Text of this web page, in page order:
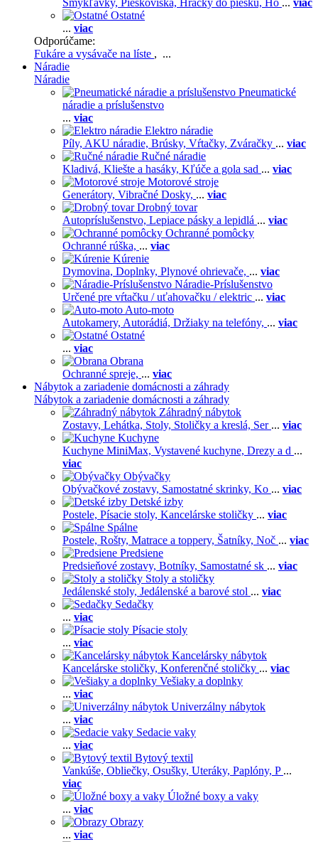
Šmykľavky, Pieskoviská, Hračky do piesku, Ho ... viac
Ostatné
... viac
Odporúčame:
Fukáre a vysávače na líste , ...
Náradie
Náradie
Pneumatické
náradie a príslušenstvo
... viac
Elektro náradie
Píly, AKU náradie, Brúsky, Vŕtačky, Zváračky ... viac
Ručné náradie
Kladivá, Kliešte a hasáky, Kľúče a gola sad ... viac
Motorové stroje
Generátory, Vibračné Dosky, ... viac
Drobný tovar
Autopríslušenstvo, Lepiace pásky a lepidlá ... viac
Ochranné pomôcky
Ochranné rúška, ... viac
Kúrenie
Dymovina, Doplnky, Plynové ohrievače, ... viac
Náradie-Príslušenstvo
Určené pre vŕtačku / uťahovačku / elektric ... viac
Auto-moto
Autokamery, Autorádiá, Držiaky na telefóny, ... viac
Ostatné
... viac
Obrana
Ochranné spreje, ... viac
Nábytok a zariadenie domácnosti a záhrady
Nábytok a zariadenie domácnosti a záhrady
Záhradný nábytok
Zostavy, Lehátka, Stoly, Stoličky a kreslá, Ser ... viac
Kuchyne
Kuchyne MiniMax, Vystavené kuchyne, Drezy a d ...
viac
Obývačky
Obývačkové zostavy, Samostatné skrinky, Ko ... viac
Detské izby
Postele, Písacie stoly, Kancelárske stoličky ... viac
Spálne
Postele, Rošty, Matrace a toppery, Šatníky, Noč ... viac
Predsiene
Predsieňové zostavy, Botníky, Samostatné sk ... viac
Stoly a stoličky
Jedálenské stoly, Jedálenské a barové stol ... viac
Sedačky
... viac
Písacie stoly
... viac
Kancelársky nábytok
Kancelárske stoličky, Konferenčné stoličky ... viac
Vešiaky a doplnky
... viac
Univerzálny nábytok
... viac
Sedacie vaky
... viac
Bytový textil
Vankúše, Obliečky, Osušky, Uteráky, Paplóny, P ...
viac
Úložné boxy a vaky
... viac
Obrazy
... viac